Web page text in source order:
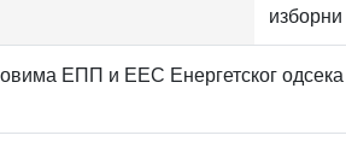
изборни
ЕПП и ЕЕС Енергетског